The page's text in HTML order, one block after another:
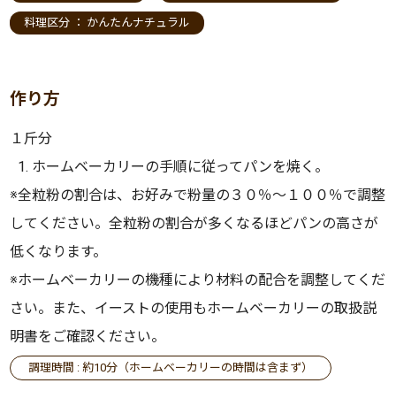
料理区分 ： かんたんナチュラル
作り方
１斤分
ホームベーカリーの手順に従ってパンを焼く。
※全粒粉の割合は、お好みで粉量の３０％〜１００％で調整
してください。全粒粉の割合が多くなるほどパンの高さが
低くなります。
※ホームベーカリーの機種により材料の配合を調整してくだ
さい。また、イーストの使用もホームベーカリーの取扱説
明書をご確認ください。
調理時間 : 約10分（ホームベーカリーの時間は含まず）